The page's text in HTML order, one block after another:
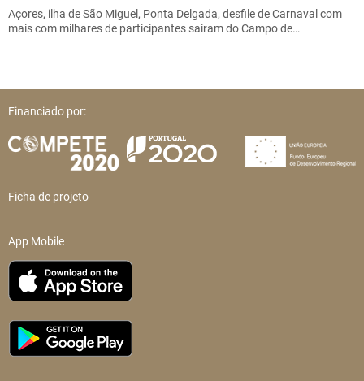
Açores, ilha de São Miguel, Ponta Delgada, desfile de Carnaval com
mais com milhares de participantes sairam do Campo de…
Financiado por:
Ficha de projeto
App Mobile